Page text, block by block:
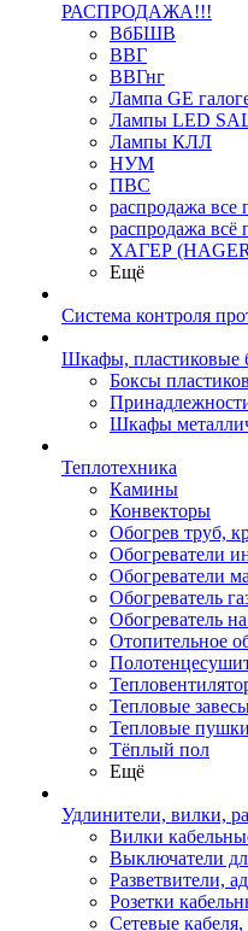
РАСПРОДАЖА!!!
ВбБШВ
ВВГ
ВВГнг
Лампа GE
Лампы LED
Лампы КЛЛ
НУМ
ПВС
распродажа все
распродажа всё
ХАГЕР
Ещё
Система контроля
Шкафы, пластиковые
Боксы
Шкафы
Теплотехника
Камины
Конвекторы
Обогрев труб,
Обогреватели
Обогреватели
Обогреватель
Обогреватель
Отопительное
Тепловые
Тепловые пушки
Тёплый пол
Ещё
Удлинители, вилки,
Вилки
Выключатели
Разветвители,
Розетки
Сетевые